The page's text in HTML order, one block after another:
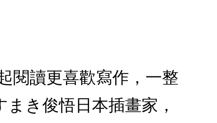
閱讀更喜歡寫作，一整
き俊悟日本插畫家，